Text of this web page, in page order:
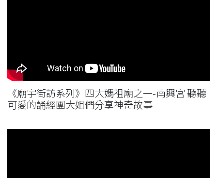
《廟宇街訪系列》四大媽祖廟之一-南興宮 聽聽
可愛的誦經團大姐們分享神奇故事